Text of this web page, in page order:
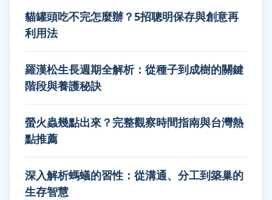
貓罐頭吃不完怎麼辦？5招聰明保存與創意再
利用法
羅漢松生長週期全解析：從種子到成樹的關鍵
階段與養護秘訣
螢火蟲幾點出來？完整觀察時間指南與台灣熱
點推薦
深入解析螞蟻的習性：從溝通、分工到築巢的
生存智慧